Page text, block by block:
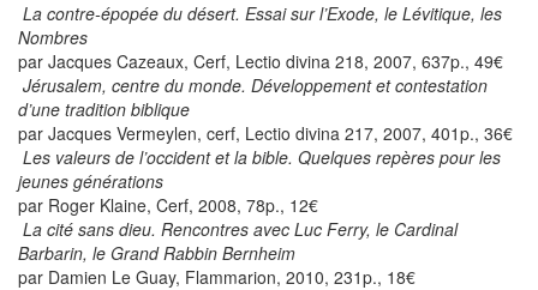
La contre-épopée du désert. Essai sur l’Exode, le Lévitique, les
Nombres
par Jacques Cazeaux, Cerf, Lectio divina 218, 2007, 637p., 49€
Jérusalem, centre du monde. Développement et contestation
d’une tradition biblique
par Jacques Vermeylen, cerf, Lectio divina 217, 2007, 401p., 36€
Les valeurs de l’occident et la bible. Quelques repères pour les
jeunes générations
par Roger Klaine, Cerf, 2008, 78p., 12€
La cité sans dieu. Rencontres avec Luc Ferry, le Cardinal
Barbarin, le Grand Rabbin Bernheim
par Damien Le Guay, Flammarion, 2010, 231p., 18€